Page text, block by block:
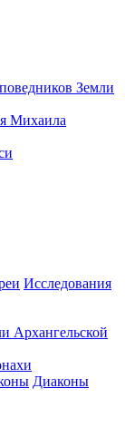
Исследования
Архангельской
Диаконы